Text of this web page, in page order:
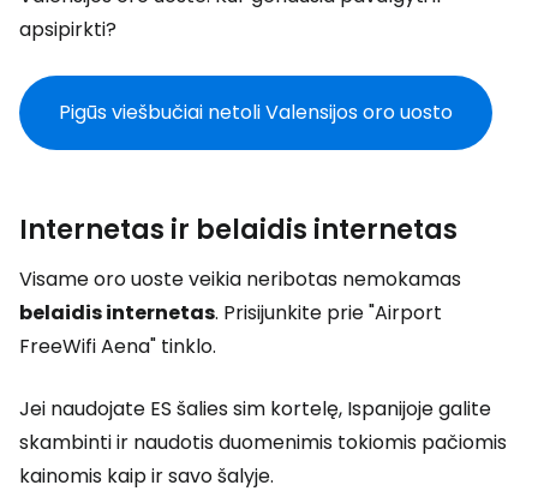
apsipirkti?
Pigūs viešbučiai netoli Valensijos oro uosto
Internetas ir belaidis internetas
Visame oro uoste veikia neribotas nemokamas
belaidis internetas. Prisijunkite prie "Airport
FreeWifi Aena" tinklo.
Jei naudojate ES šalies sim kortelę, Ispanijoje galite
skambinti ir naudotis duomenimis tokiomis pačiomis
kainomis kaip ir savo šalyje.